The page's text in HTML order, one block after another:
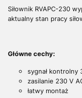
Siłownik RVAPC-230
aktualny stan pracy
Główne cechy:
sygnał kontrolny
zasilanie 230 V
łatwy montaż